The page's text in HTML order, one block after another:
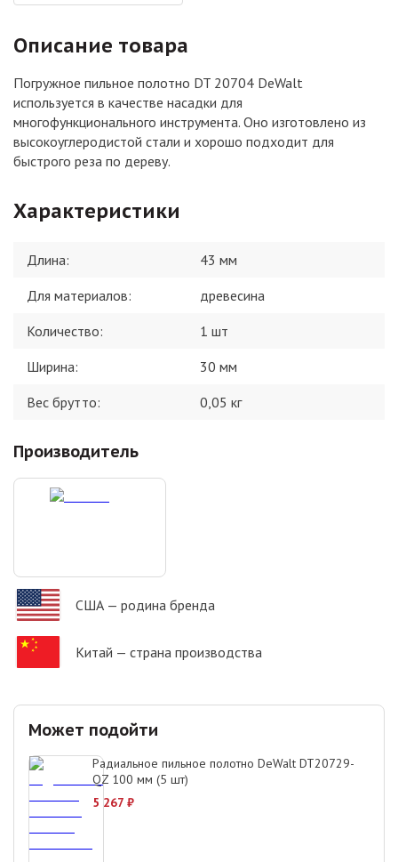
Описание товара
Погружное пильное полотно DT 20704 DeWalt
используется в качестве насадки для
многофункционального инструмента. Оно изготовлено из
высокоуглеродистой стали и хорошо подходит для
быстрого реза по дереву.
Характеристики
Длина:
43 мм
Для материалов:
древесина
Количество:
1 шт
Ширина:
30 мм
Вес брутто:
0,05 кг
Производитель
США — родина бренда
Китай — страна производства
Может подойти
Радиальное пильное полотно DeWalt DT20729-
QZ 100 мм (5 шт)
5 267 ₽